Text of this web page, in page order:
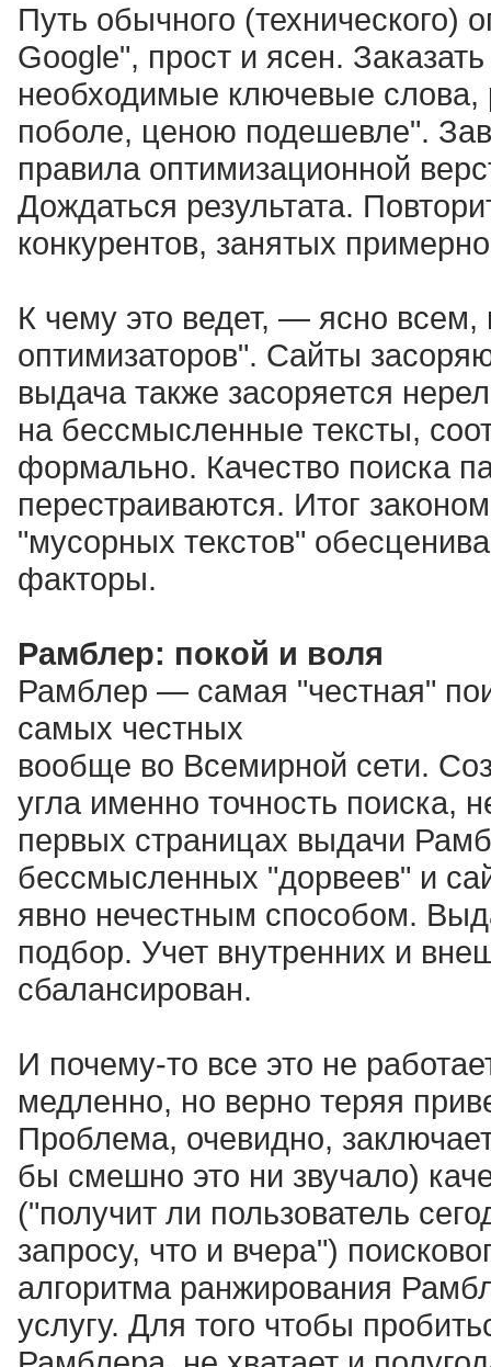
Путь обычного (технического)
Google", прост и ясен.
необходимые ключевые слова,
поболе, ценою подешевле".
правила оптимизационной
Дождаться результата.
конкурентов, занятых
К чему это ведет, — ясно
оптимизаторов". Сайты
выдача также засоряется
на бессмысленные тексты,
формально. Качество поиска
перестраиваются. Итог
"мусорных текстов"
факторы.
Рамблер: покой и воля
Рамблер — самая "честная"
самых честных
вообще во Всемирной сети.
угла именно точность поиска,
первых страницах выдачи
бессмысленных "дорвеев" и
явно нечестным способом.
подбор. Учет внутренних и
сбалансирован.
И почему-то все это не
медленно, но верно теряя
Проблема, очевидно,
бы смешно это ни звучало)
("получит ли пользователь
запросу, что и вчера")
алгоритма ранжирования
услугу. Для того чтобы